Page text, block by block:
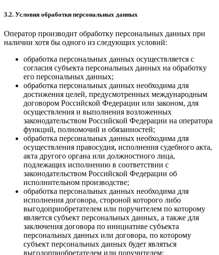
3.2. Условия обработки персональных данных
Оператор производит обработку персональных данных при
наличии хотя бы одного из следующих условий:
обработка персональных данных осуществляется с
согласия субъекта персональных данных на обработку
его персональных данных;
обработка персональных данных необходима для
достижения целей, предусмотренных международным
договором Российской Федерации или законом, для
осуществления и выполнения возложенных
законодательством Российской Федерации на оператора
функций, полномочий и обязанностей;
обработка персональных данных необходима для
осуществления правосудия, исполнения судебного акта,
акта другого органа или должностного лица,
подлежащих исполнению в соответствии с
законодательством Российской Федерации об
исполнительном производстве;
обработка персональных данных необходима для
исполнения договора, стороной которого либо
выгодоприобретателем или поручителем по которому
является субъект персональных данных, а также для
заключения договора по инициативе субъекта
персональных данных или договора, по которому
субъект персональных данных будет являться
выгодоприобретателем или поручителем;